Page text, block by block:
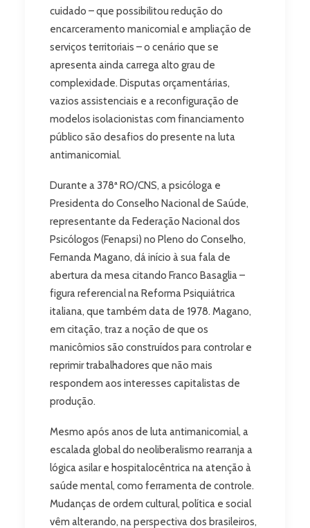
cuidado – que possibilitou redução do
encarceramento manicomial e ampliação de
serviços territoriais – o cenário que se
apresenta ainda carrega alto grau de
complexidade. Disputas orçamentárias,
vazios assistenciais e a reconfiguração de
modelos isolacionistas com financiamento
público são desafios do presente na luta
antimanicomial.
Durante a 378ª RO/CNS, a psicóloga e
Presidenta do Conselho Nacional de Saúde,
representante da Federação Nacional dos
Psicólogos (Fenapsi) no Pleno do Conselho,
Fernanda Magano, dá início à sua fala de
abertura da mesa citando Franco Basaglia –
figura referencial na Reforma Psiquiátrica
italiana, que também data de 1978. Magano,
em citação, traz a noção de que os
manicômios são construídos para controlar e
reprimir trabalhadores que não mais
respondem aos interesses capitalistas de
produção.
Mesmo após anos de luta antimanicomial, a
escalada global do neoliberalismo rearranja a
lógica asilar e hospitalocêntrica na atenção à
saúde mental, como ferramenta de controle.
Mudanças de ordem cultural, política e social
vêm alterando, na perspectiva dos brasileiros,